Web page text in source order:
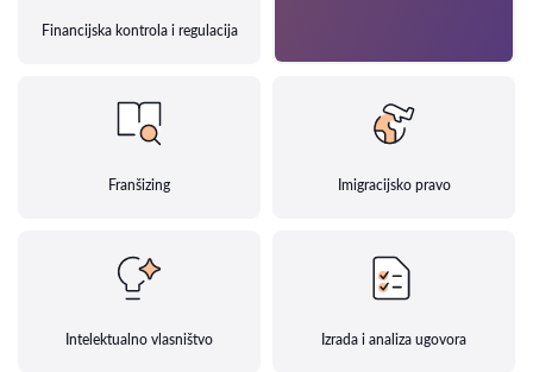
Financijska kontrola i regulacija
Franšizing Imigracijsko pravo
Intelektualno vlasništvo Izrada i analiza ugovora